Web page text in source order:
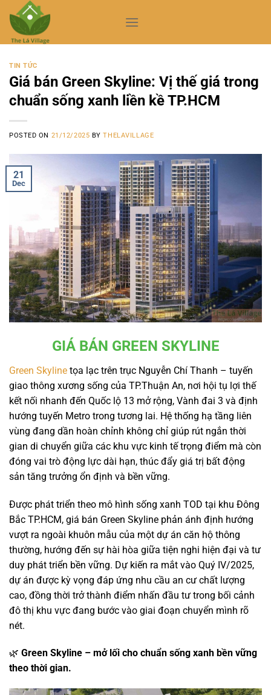
content
TIN TỨC
Giá bán Green Skyline: Vị thế giá trong
chuẩn sống xanh liền kề TP.HCM
POSTED ON 21/12/2025 BYTHELAVILLAGE
21
Dec
GIÁ BÁN GREEN SKYLINE
Green Skyline tọa lạc trên trục Nguyễn Chí Thanh – tuyến
giao thông xương sống của TP.Thuận An, nơi hội tụ lợi thế
kết nối nhanh đến Quốc lộ 13 mở rộng, Vành đai 3 và định
hướng tuyến Metro trong tương lai. Hệ thống hạ tầng liên
vùng đang dần hoàn chỉnh không chỉ giúp rút ngắn thời
gian di chuyển giữa các khu vực kinh tế trọng điểm mà còn
đóng vai trò động lực dài hạn, thúc đẩy giá trị bất động
sản tăng trưởng ổn định và bền vững.
Được phát triển theo mô hình sống xanh TOD tại khu Đông
Bắc TP.HCM, giá bán Green Skyline phản ánh định hướng
vượt ra ngoài khuôn mẫu của một dự án căn hộ thông
thường, hướng đến sự hài hòa giữa tiện nghi hiện đại và tư
duy phát triển bền vững. Dự kiến ra mắt vào Quý IV/2025,
dự án được kỳ vọng đáp ứng nhu cầu an cư chất lượng
cao, đồng thời trở thành điểm nhấn đầu tư trong bối cảnh
đô thị khu vực đang bước vào giai đoạn chuyển mình rõ
nét.
🌿 Green Skyline – mở lối cho chuẩn sống xanh bền vững
theo thời gian.